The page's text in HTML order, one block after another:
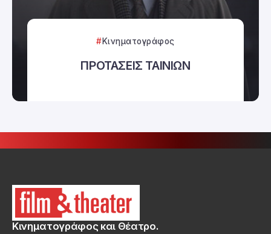
Κινηματογράφος
ΠΡΟΤΑΣΕΙΣ ΤΑΙΝΙΩΝ
Κινηματογράφος και Θέατρο.